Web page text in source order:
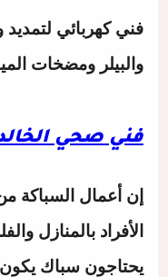
فني كهربائي لتمديد
والبيلر ومضخات
فني صحي
إن أعمال السباكة
الأفراد بالمنازل
يحتاجون سباك